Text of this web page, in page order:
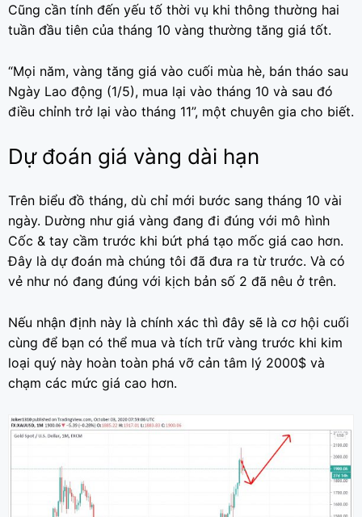
Cũng cần tính đến yếu tố thời vụ khi thông thường hai
tuần đầu tiên của tháng 10 vàng thường tăng giá tốt.
“Mọi năm, vàng tăng giá vào cuối mùa hè, bán tháo sau
Ngày Lao động (1/5), mua lại vào tháng 10 và sau đó
điều chỉnh trở lại vào tháng 11”, một chuyên gia cho biết.
Dự đoán giá vàng dài hạn
Trên biểu đồ tháng, dù chỉ mới bước sang tháng 10 vài
ngày. Dường như giá vàng đang đi đúng với mô hình
Cốc & tay cầm trước khi bứt phá tạo mốc giá cao hơn.
Đây là dự đoán mà chúng tôi đã đưa ra từ trước. Và có
vẻ như nó đang đúng với kịch bản số 2 đã nêu ở trên.
Nếu nhận định này là chính xác thì đây sẽ là cơ hội cuối
cùng để bạn có thể mua và tích trữ vàng trước khi kim
loại quý này hoàn toàn phá vỡ cản tâm lý 2000$ và
chạm các mức giá cao hơn.